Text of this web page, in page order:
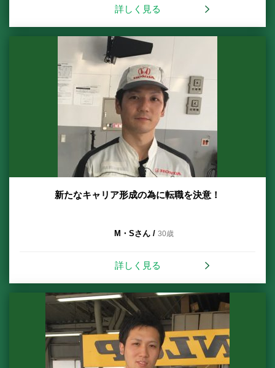
詳しく見る
新たなキャリア形成の為に転職を決意！
M・Sさん / 30歳
詳しく見る